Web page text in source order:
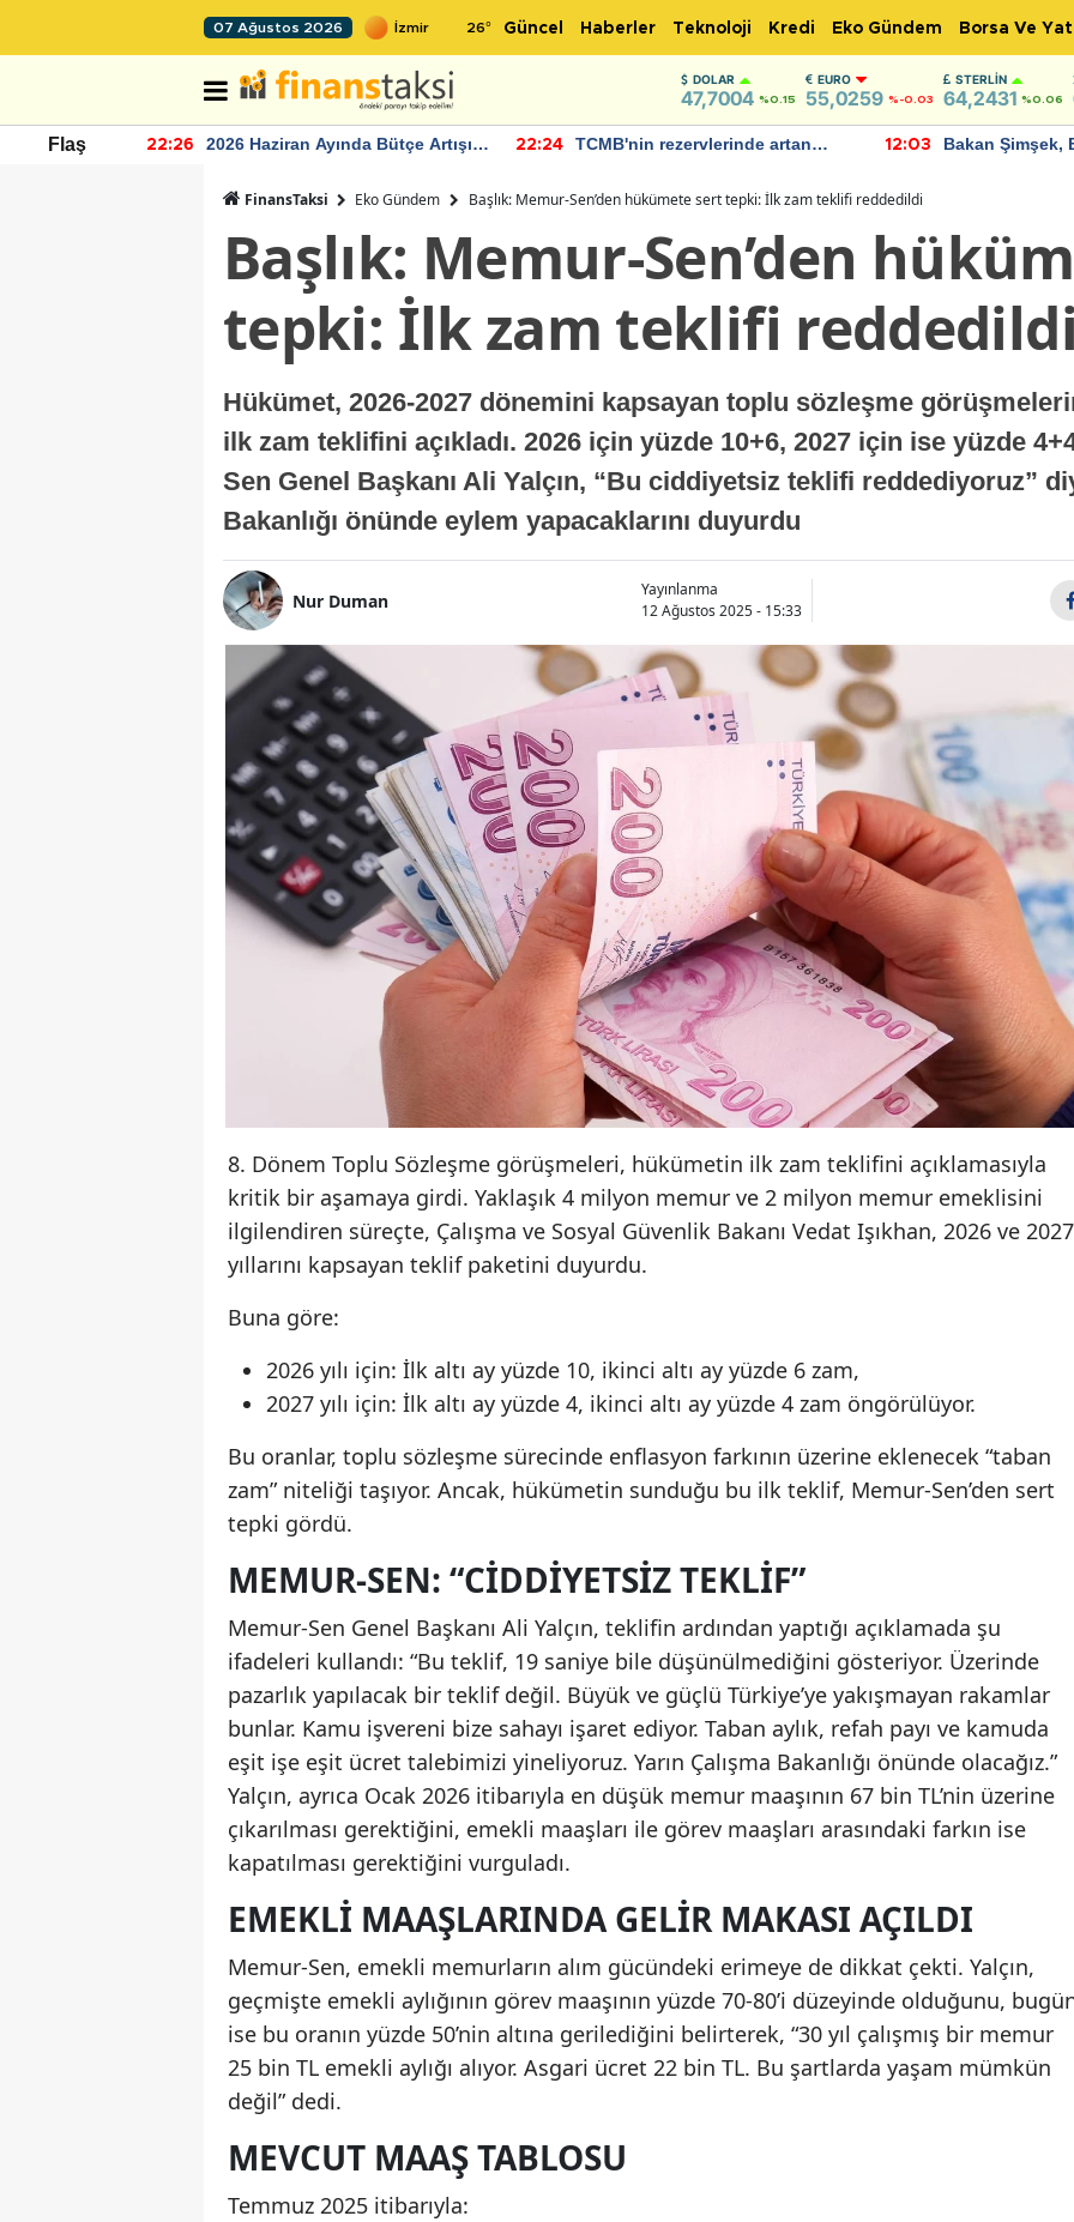
07 Ağustos 2026 26° Güncel Haberler Teknoloji Kredi Eko Gündem Borsa Ve
DOLAR
47,7004 %0.15
EURO
55,0259 %-0.03
STERLIN
64,2431 %0.06
Flaş 22:26
2026 Haziran Ayında Bütçe Artışı
22:24
TCMB'nin rezervlerinde artan
12:03
Bakan Şimşek,
FinansTaksi Eko Gündem Başlık: Memur-Sen’den hükümete sert tepki: İlk zam teklifi reddedildi
Başlık: Memur-Sen’den
tepki: İlk zam teklifi
Hükümet, 2026-2027 dönemini kapsayan toplu sözleşme
ilk zam teklifini açıkladı. 2026 için yüzde 10+6, 2027 için ise yüzde
Sen Genel Başkanı Ali Yalçın, “Bu ciddiyetsiz teklifi reddediyoruz”
Bakanlığı önünde eylem yapacaklarını duyurdu
Nur Duman
Yayınlanma
12 Ağustos 2025 - 15:33
8. Dönem Toplu Sözleşme görüşmeleri, hükümetin ilk zam teklifini açıklamasıyla
kritik bir aşamaya girdi. Yaklaşık 4 milyon memur ve 2 milyon memur emeklisini
ilgilendiren süreçte, Çalışma ve Sosyal Güvenlik Bakanı Vedat Işıkhan, 2026 ve 2027
yıllarını kapsayan teklif paketini duyurdu.
Buna göre:
2026 yılı için: İlk altı ay yüzde 10, ikinci altı ay yüzde 6 zam,
2027 yılı için: İlk altı ay yüzde 4, ikinci altı ay yüzde 4 zam öngörülüyor.
Bu oranlar, toplu sözleşme sürecinde enflasyon farkının üzerine eklenecek “taban
zam” niteliği taşıyor. Ancak, hükümetin sunduğu bu ilk teklif, Memur-Sen’den sert
tepki gördü.
MEMUR-SEN: “CIDDIYETSIZ TEKLIF”
Memur-Sen Genel Başkanı Ali Yalçın, teklifin ardından yaptığı açıklamada şu
ifadeleri kullandı: “Bu teklif, 19 saniye bile düşünülmediğini gösteriyor. Üzerinde
pazarlık yapılacak bir teklif değil. Büyük ve güçlü Türkiye’ye yakışmayan rakamlar
bunlar. Kamu işvereni bize sahayı işaret ediyor. Taban aylık, refah payı ve kamuda
eşit işe eşit ücret talebimizi yineliyoruz. Yarın Çalışma Bakanlığı önünde olacağız.”
Yalçın, ayrıca Ocak 2026 itibarıyla en düşük memur maaşının 67 bin TL’nin üzerine
çıkarılması gerektiğini, emekli maaşları ile görev maaşları arasındaki farkın ise
kapatılması gerektiğini vurguladı.
EMEKLI MAAŞLARINDA GELIR MAKASI AÇILDI
Memur-Sen, emekli memurların alım gücündeki erimeye de dikkat çekti. Yalçın,
geçmişte emekli aylığının görev maaşının yüzde 70-80’i düzeyinde olduğunu,
ise bu oranın yüzde 50’nin altına gerilediğini belirterek, “30 yıl çalışmış bir memur
25 bin TL emekli aylığı alıyor. Asgari ücret 22 bin TL. Bu şartlarda yaşam mümkün
değil” dedi.
MEVCUT MAAŞ TABLOSU
Temmuz 2025 itibarıyla: